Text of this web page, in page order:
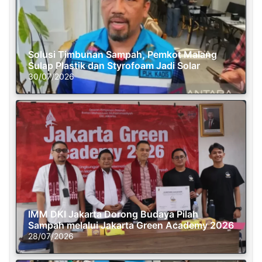
Solusi Timbunan Sampah, Pemkot Malang
Sulap Plastik dan Styrofoam Jadi Solar
30/07/2026
IMM DKI Jakarta Dorong Budaya Pilah
Sampah melalui Jakarta Green Academy 2026
28/07/2026